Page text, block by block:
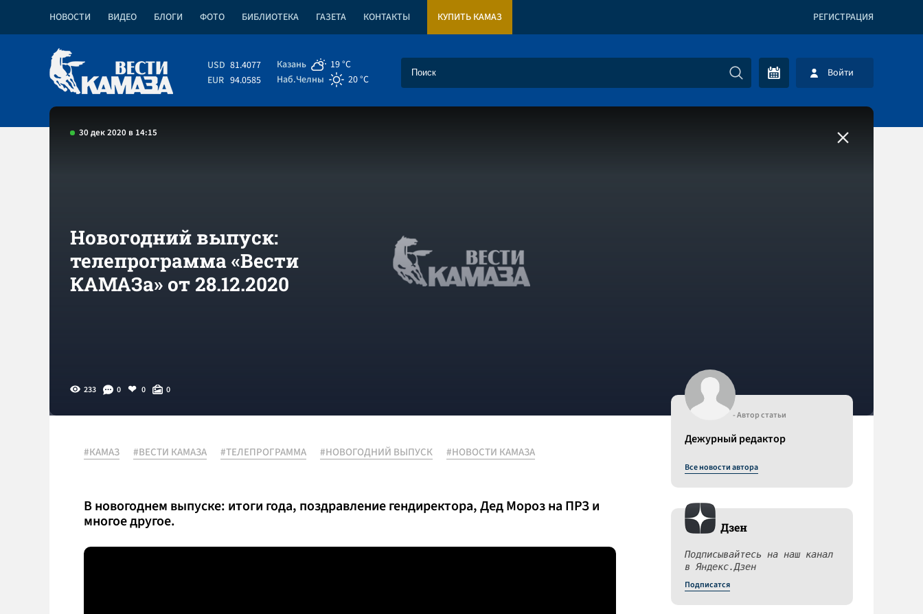
НОВОСТИ ВИДЕО БЛОГИ ФОТО БИБЛИОТЕКА ГАЗЕТА КОНТАКТЫ КУПИТЬ КАМАЗ РЕГИСТРАЦИЯ
USD 81.4077
EUR 94.0585
Казань
19 °C
Наб.Челны
20 °C Войти
30 дек 2020 в 14:15
Новогодний выпуск:
телепрограмма «Вести
КАМАЗа» от 28.12.2020
233 0 0 0
#КАМАЗ #ВЕСТИ КАМАЗА #ТЕЛЕПРОГРАММА #НОВОГОДНИЙ ВЫПУСК #НОВОСТИ КАМАЗА
В новогоднем выпуске: итоги года, поздравление гендиректора, Дед Мороз на ПРЗ и
многое другое.
- Автор статьи
Дежурный редактор
Все новости автора
Дзен
Подписывайтесь на наш канал
в Яндекс.Дзен
Подписатся